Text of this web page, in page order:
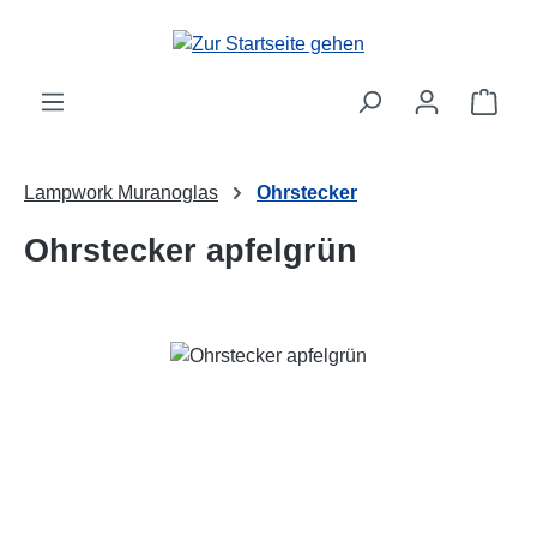
Zum Hauptinhalt springen
Lampwork Muranoglas Ohrstecker
Ohrstecker apfelgrün
Bildergalerie überspringen